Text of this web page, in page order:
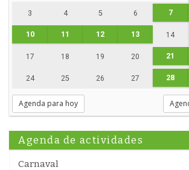
3 4 5 6 7
10 11 12 13 14
17 18 19 20 21
24 25 26 27 28
Agenda para hoy
Agenda de actividades
Carnaval